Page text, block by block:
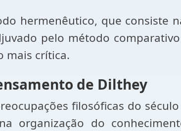
hermenêutico, que consiste
pelo método
mais crítica.
de Dilthey
filosóficas do
organização do